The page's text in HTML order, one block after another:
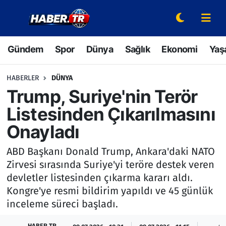
Gündem Spor Dünya Sağlık Ekonomi
HABERLER DÜNYA
Trump, Suriye'nin Terör
Listesinden Çıkarılmasını
Onayladı
ABD Başkanı Donald Trump, Ankara'daki NATO
Zirvesi sırasında Suriye'yi teröre destek veren
devletler listesinden çıkarma kararı aldı.
Kongre'ye resmi bildirim yapıldı ve 45 günlük
inceleme süreci başladı.
Gündem
Spor
Sağlık
Ekonomi
Yaşam
Hava Durumu
Hava Durumu
Trafik Durumu
Süper Lig Puan Durumu ve Fikstür
Tüm Manşetler
Son Dakika Haberleri
Haber Arşivi